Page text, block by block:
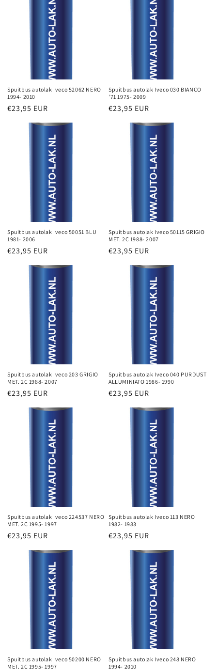
Spuitbus autolak Iveco 52062 NERO
1994- 2010
Normale
€23,95 EUR
Spuitbus autolak Iveco 030 BIANCO
'71 1975- 2009
Normale
€23,95 EUR
Spuitbus autolak Iveco 50051 BLU
1981- 2006
Normale
€23,95 EUR
Spuitbus autolak Iveco 50115 GRIGIO
MET. 2C 1988- 2007
Normale
€23,95 EUR
Spuitbus autolak Iveco 203 GRIGIO
MET. 2C 1988- 2007
Normale
€23,95 EUR
Spuitbus autolak Iveco 040 PURDUST
ALLUMINIATO 1986- 1990
Normale
€23,95 EUR
Spuitbus autolak Iveco 224537 NERO
MET. 2C 1995- 1997
Normale
€23,95 EUR
Spuitbus autolak Iveco 113 NERO
1982- 1983
Normale
€23,95 EUR
Spuitbus autolak Iveco 50200 NERO
MET. 2C 1995- 1997
Spuitbus autolak Iveco 248 NERO
1994- 2010